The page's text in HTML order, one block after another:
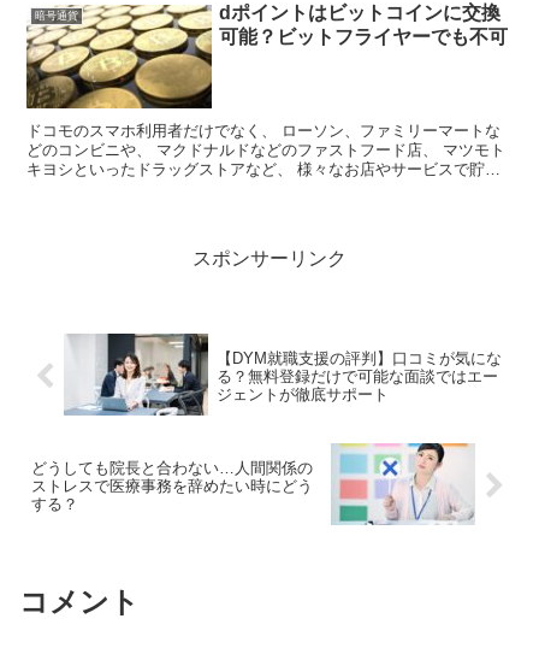
暗号通貨
dポイントはビットコインに交換
可能？ビットフライヤーでも不可
ドコモのスマホ利用者だけでなく、 ローソン、ファミリーマートな
どのコンビニや、 マクドナルドなどのファストフード店、 マツモト
キヨシといったドラッグストアなど、 様々なお店やサービスで貯め
スポンサーリンク
【DYM就職支援の評判】口コミが気にな
る？無料登録だけで可能な面談ではエー
ジェントが徹底サポート
どうしても院長と合わない…人間関係の
ストレスで医療事務を辞めたい時にどう
する？
コメント